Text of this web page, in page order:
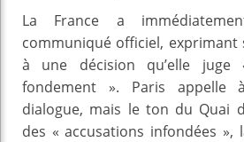
La France a
communiqué officiel, exprimant
à une décision qu’elle
fondement ». Paris appelle
dialogue, mais le ton du Quai
des « accusations infondées »,